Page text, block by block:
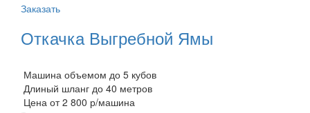
Заказать
Откачка Выгребной Ямы
Машина объемом до 5 кубов
Длиный шланг до 40 метров
Цена от 2 800 р/машина